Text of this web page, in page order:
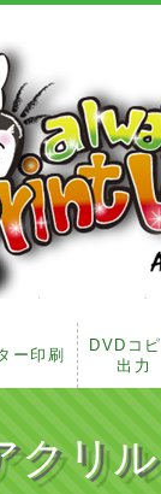
ー印刷
DVDコ
出力
クリ